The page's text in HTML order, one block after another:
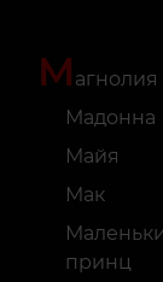
М агнолия
Мадонна
Майя
Мак
принц